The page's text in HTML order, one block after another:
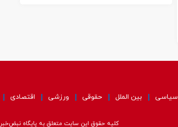
سیاسی بین الملل حقوقی ورزشی اقتصادی
کلیه حقوق این سایت متعلق به پایگاه